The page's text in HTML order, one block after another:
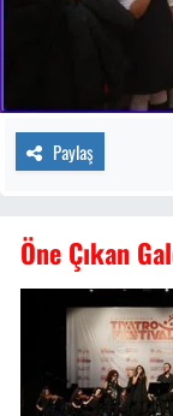
Paylaş
Öne Çıkan